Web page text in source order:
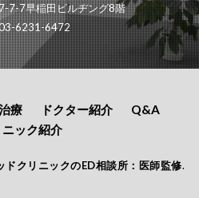
7-7早稲田ビルヂング8階
6231-6472
療 ドクター紹介
Q&A
ニック紹介
ドクリニックのED相談所：医師監修.